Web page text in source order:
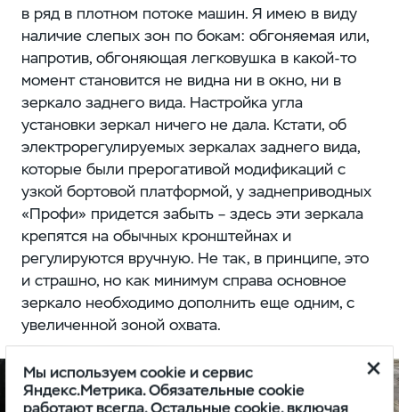
в ряд в плотном потоке машин. Я имею в виду
наличие слепых зон по бокам: обгоняемая или,
напротив, обгоняющая легковушка в какой-то
момент становится не видна ни в окно, ни в
зеркало заднего вида. Настройка угла
установки зеркал ничего не дала. Кстати, об
электрорегулируемых зеркалах заднего вида,
которые были прерогативой модификаций с
узкой бортовой платформой, у заднеприводных
«Профи» придется забыть – здесь эти зеркала
крепятся на обычных кронштейнах и
регулируются вручную. Не так, в принципе, это
и страшно, но как минимум справа основное
зеркало необходимо дополнить еще одним, с
увеличенной зоной охвата.
Мы используем cookie и сервис
Яндекс.Метрика. Обязательные cookie